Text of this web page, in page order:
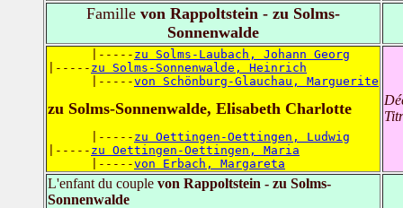
Famille von Rappoltstein - zu Solms-
Sonnenwalde
      |-----
zu Solms-Laubach, Johann Georg
|----- zu Solms-Sonnenwalde, Heinrich
      |-----
von Schönburg-Glauchau, Marguerite
zu Solms-Sonnenwalde, Elisabeth Charlotte
      |-----
zu Oettingen-Oettingen, Ludwig
|----- zu Oettingen-Oettingen, Maria
      |-----
von Erbach, Margareta
L'enfant du couple von Rappoltstein - zu Solms-
Sonnenwalde